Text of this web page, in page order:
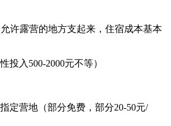
许露营的地方支起来，住宿成本基本
投入500-2000元不等）
定营地（部分免费，部分20-50元/